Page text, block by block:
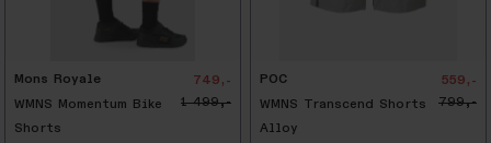
Mons Royale
WMNS Momentum Bike
Shorts
749,-
1 499,-
POC
WMNS Transcend Shorts
Alloy
559,-
799,-